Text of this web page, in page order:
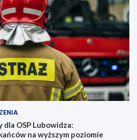
OSP Lubowidza:
na wyższym poziomie